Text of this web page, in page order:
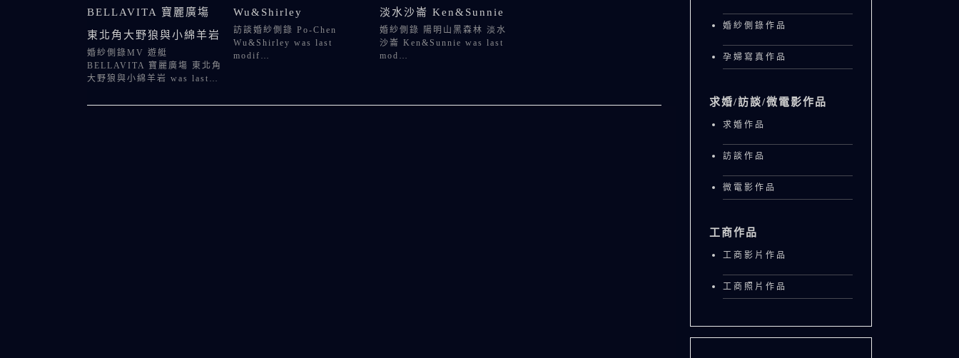
BELLAVITA 寶麗廣塲
東北角大野狼與小綿羊岩
婚紗側錄MV 遊艇
BELLAVITA 寶麗廣塲 東北角
大野狼與小綿羊岩 was last…
Wu&Shirley
訪談婚紗側錄 Po-Chen
Wu&Shirley was last
modif…
淡水沙崙 Ken&Sunnie
婚紗側錄 陽明山黑森林 淡水
沙崙 Ken&Sunnie was last
mod…
婚紗側錄作品
孕婦寫真作品
求婚/訪談/微電影作品
求婚作品
訪談作品
微電影作品
工商作品
工商影片作品
工商照片作品